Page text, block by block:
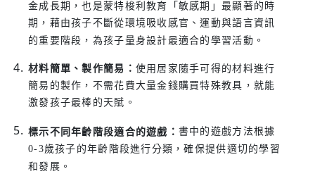
金成長期，也是蒙特梭利教育「敏感期」最顯著的時
期，藉由孩子不斷從環境吸收感官、運動與語言資訊
的重要階段，為孩子量身設計最適合的學習活動。
材料簡單、製作簡易： 使用居家隨手可得的材料進行
簡易的製作，不需花費大量金錢購買特殊教具，就能
激發孩子最棒的天賦。
標示不同年齡階段適合的遊戲 ： 書中的遊戲方法根據
0-3歲孩子的年齡階段進行分類，確保提供適切的學習
和發展。